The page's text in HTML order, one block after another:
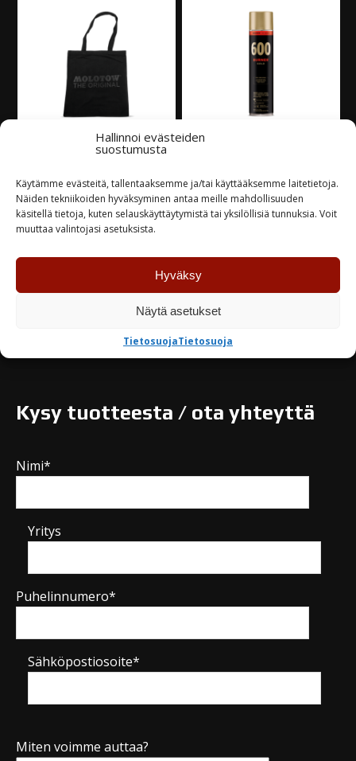
Hallinnoi evästeiden
suostumusta
Käytämme evästeitä, tallentaaksemme ja/tai käyttääksemme laitetietoja.
Näiden tekniikoiden hyväksyminen antaa meille mahdollisuuden
käsitellä tietoja, kuten selauskäyttäytymistä tai yksilöllisiä tunnuksia. Voit
muuttaa valintojasi asetuksista.
Hyväksy
Näytä asetukset
TietosuojaTietosuoja
Molotow Can Bag
4,50€
TUTUSTU
6,80€
TUTUSTU
Kysy tuotteesta / ota yhteyttä
Nimi*
Yritys
Puhelinnumero*
Sähköpostiosoite*
Miten voimme auttaa?